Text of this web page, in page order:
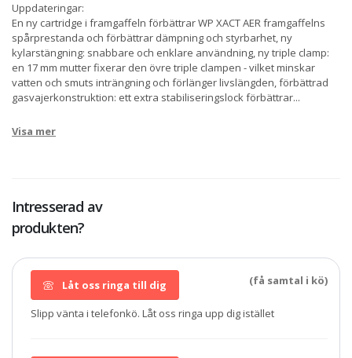
Uppdateringar:
En ny cartridge i framgaffeln förbättrar WP XACT AER framgaffelns
spårprestanda och förbättrar dämpning och styrbarhet, ny
kylarstängning: snabbare och enklare användning, ny triple clamp:
en 17 mm mutter fixerar den övre triple clampen - vilket minskar
vatten och smuts inträngning och förlänger livslängden, förbättrad
gasvajerkonstruktion: ett extra stabiliseringslock förbättrar...
Visa mer
Intresserad av
produkten?
Låt oss ringa till dig (få samtal i kö)
Slipp vänta i telefonkö. Låt oss ringa upp dig istället